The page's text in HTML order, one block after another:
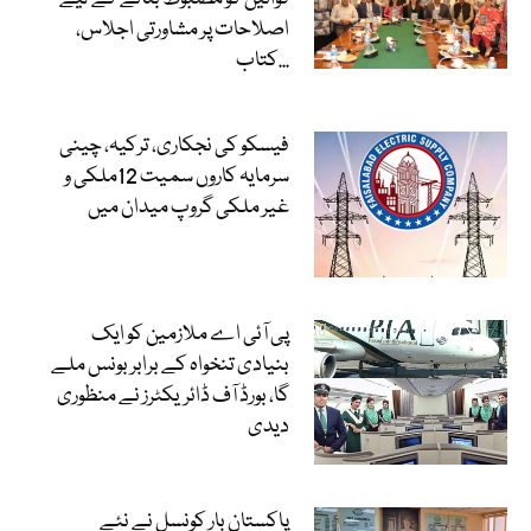
اصلاحات پر مشاورتی اجلاس،
کتاب...
فیسکو کی نجکاری، ترکیہ، چینی
سرمایہ کاروں سمیت 12ملکی و
غیر ملکی گروپ میدان میں
پی آئی اے ملازمین کو ایک
بنیادی تنخواہ کے برابر بونس ملے
گا، بورڈ آف ڈائریکٹرز نے منظوری
دیدی
پاکستان بار کونسل نے نئے